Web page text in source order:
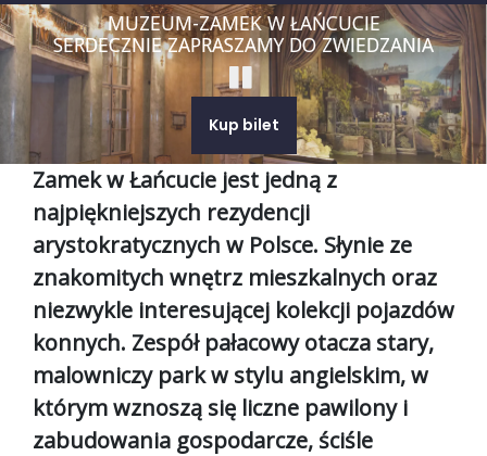
MUZEUM-ZAMEK W ŁAŃCUCIE
SERDECZNIE ZAPRASZAMY DO ZWIEDZANIA
Kup bilet
Zamek w Łańcucie jest jedną z
najpiękniejszych rezydencji
arystokratycznych w Polsce. Słynie ze
znakomitych wnętrz mieszkalnych oraz
niezwykle interesującej kolekcji pojazdów
konnych. Zespół pałacowy otacza stary,
malowniczy park w stylu angielskim, w
którym wznoszą się liczne pawilony i
zabudowania gospodarcze, ściśle